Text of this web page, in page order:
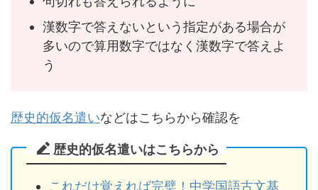
漢数字で答えないという指定がある場合が
多いので算用数字ではなく漢数字で答えよ
う
歴史的仮名遣いなどはこちらから確認を
歴史的仮名遣いはこちらから
これだけ覚えれば完璧！中学国語古文基